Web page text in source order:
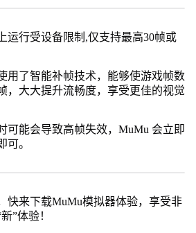
运行受设备限制,仅支持最高30帧或
用了智能补帧技术，能够使游戏帧数
，大大提升流畅度，享受更佳的视觉
可能会导致高帧失效，MuMu 会立即
可。
快来下载MuMu模拟器体验，享受非
”体验！